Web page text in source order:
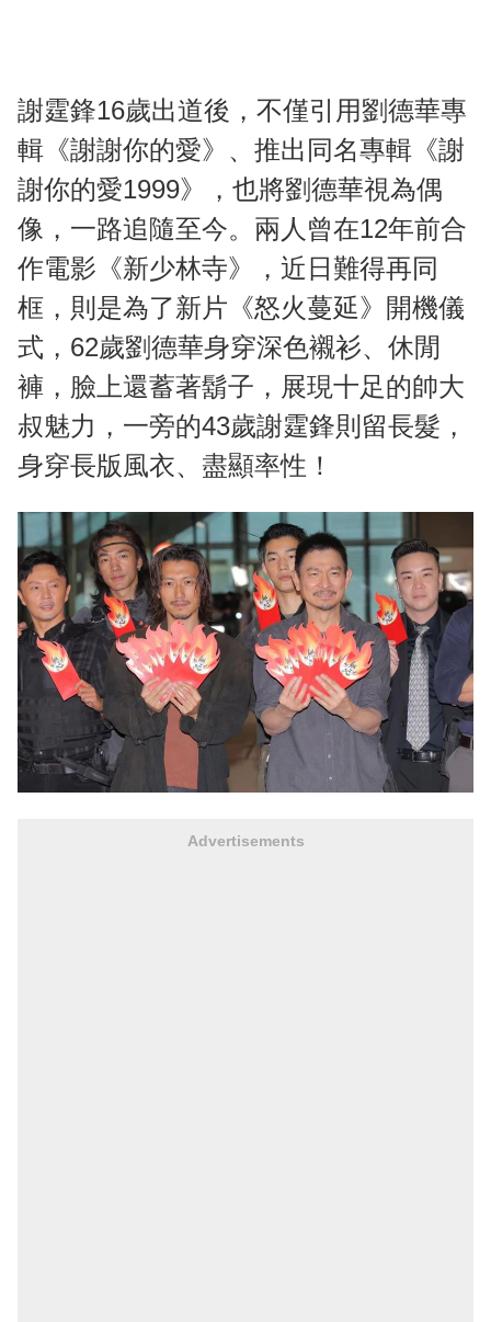
謝霆鋒16歲出道後，不僅引用劉德華專
輯《謝謝你的愛》、推出同名專輯《謝
謝你的愛1999》，也將劉德華視為偶
像，一路追隨至今。兩人曾在12年前合
作電影《新少林寺》，近日難得再同
框，則是為了新片《怒火蔓延》開機儀
式，62歲劉德華身穿深色襯衫、休閒
褲，臉上還蓄著鬍子，展現十足的帥大
叔魅力，一旁的43歲謝霆鋒則留長髮，
身穿長版風衣、盡顯率性！
Advertisements